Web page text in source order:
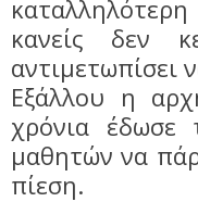
κανείς δεν
αντιμετωπίσει
Εξάλλου η
χρόνια
μαθητών να
πίεση.